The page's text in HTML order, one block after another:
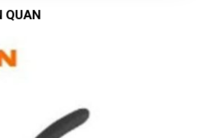
sách đổi trả và bảo hành, nhanh
vòng vo như những cửa hàng khác
QUAN